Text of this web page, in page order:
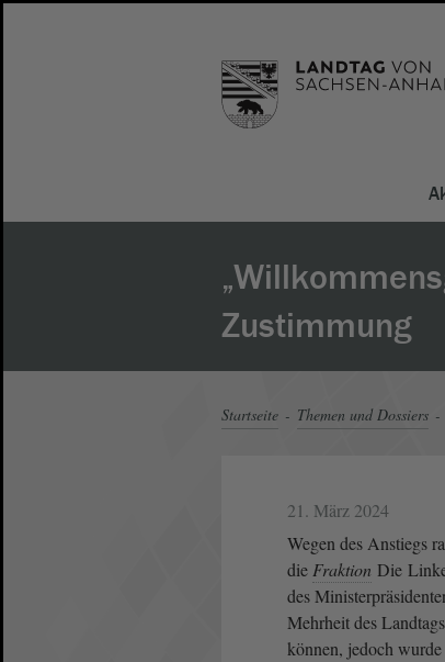
Zustimmung
Startseite Themen und Dossiers
21. März 2024
Wegen des Anstiegs
die Fraktion Die
des
Mehrheit des
können, jedoch